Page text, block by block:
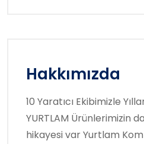
Hakkımızda
10 Yaratıcı Ekibimizle
YURTLAM Ürünlerimizin
hikayesi var Yurtlam